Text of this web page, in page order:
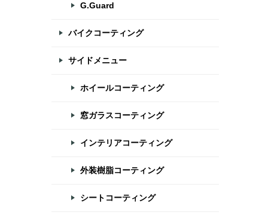
G.Guard
バイクコーティング
サイドメニュー
ホイールコーティング
窓ガラスコーティング
インテリアコーティング
外装樹脂コーティング
シートコーティング